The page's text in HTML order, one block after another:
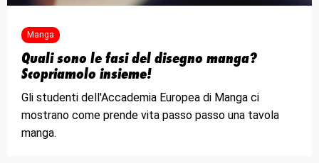
Manga
Quali sono le fasi del disegno manga?
Scopriamolo insieme!
Gli studenti dell'Accademia Europea di Manga ci
mostrano come prende vita passo passo una tavola
manga.